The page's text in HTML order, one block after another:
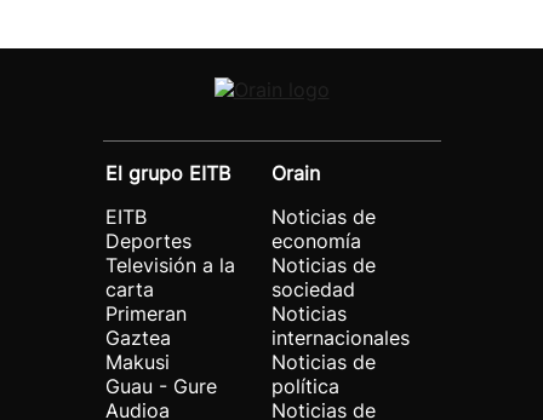
El grupo EITB
EITB
Deportes
Televisión a la
carta
Primeran
Gaztea
Makusi
Guau - Gure
Audioa
Orain
Noticias de
economía
Noticias de
sociedad
Noticias
internacionales
Noticias de
política
Noticias de